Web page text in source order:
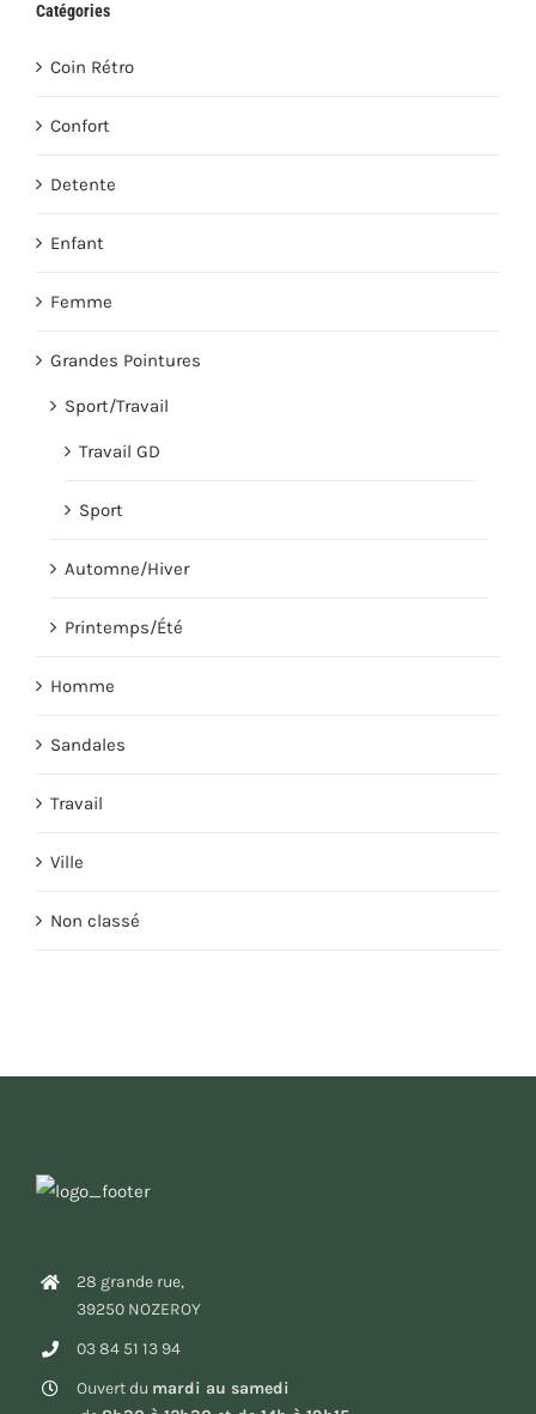
Catégories
Coin Rétro
Confort
Detente
Enfant
Femme
Grandes Pointures
Sport/Travail
Travail GD
Sport
Automne/Hiver
Printemps/Été
Homme
Sandales
Travail
Ville
Non classé
28 grande rue,
39250 NOZEROY
03 84 51 13 94
Ouvert du mardi au samedi